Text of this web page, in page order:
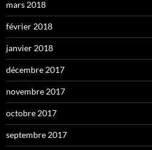
mars 2018
février 2018
janvier 2018
décembre 2017
novembre 2017
octobre 2017
septembre 2017